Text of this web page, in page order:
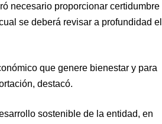
necesario proporcionar certidumbre
se deberá revisar a profundidad el
que genere bienestar y para
destacó.
sostenible de la entidad, en